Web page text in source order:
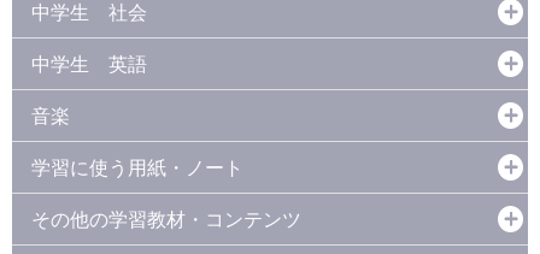
中学生 社会
中学生 英語
音楽
学習に使う用紙・ノート
その他の学習教材・コンテンツ